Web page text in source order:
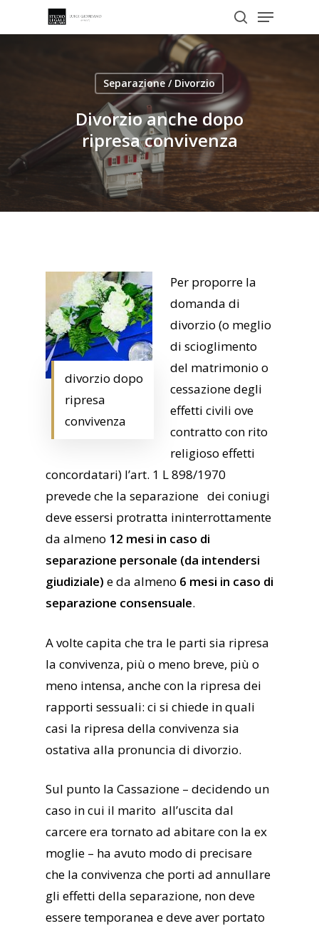
to
search
Menu
Separazione / Divorzio
Divorzio anche dopo
ripresa convivenza
divorzio dopo
ripresa
convivenza
Per proporre la
domanda di
divorzio (o meglio
di scioglimento
del matrimonio o
cessazione degli
effetti civili ove
contratto con rito
religioso effetti
concordatari) l’art. 1 L 898/1970
prevede che la separazione dei coniugi
deve essersi protratta ininterrottamente
da almeno 12 mesi in caso di
separazione personale (da intendersi
giudiziale) e da almeno 6 mesi in caso di
separazione consensuale.
A volte capita che tra le parti sia ripresa
la convivenza, più o meno breve, più o
meno intensa, anche con la ripresa dei
rapporti sessuali: ci si chiede in quali
casi la ripresa della convivenza sia
ostativa alla pronuncia di divorzio.
Sul punto la Cassazione – decidendo un
caso in cui il marito all’uscita dal
carcere era tornato ad abitare con la ex
moglie – ha avuto modo di precisare
che la convivenza che porti ad annullare
gli effetti della separazione, non deve
essere temporanea e deve aver portato